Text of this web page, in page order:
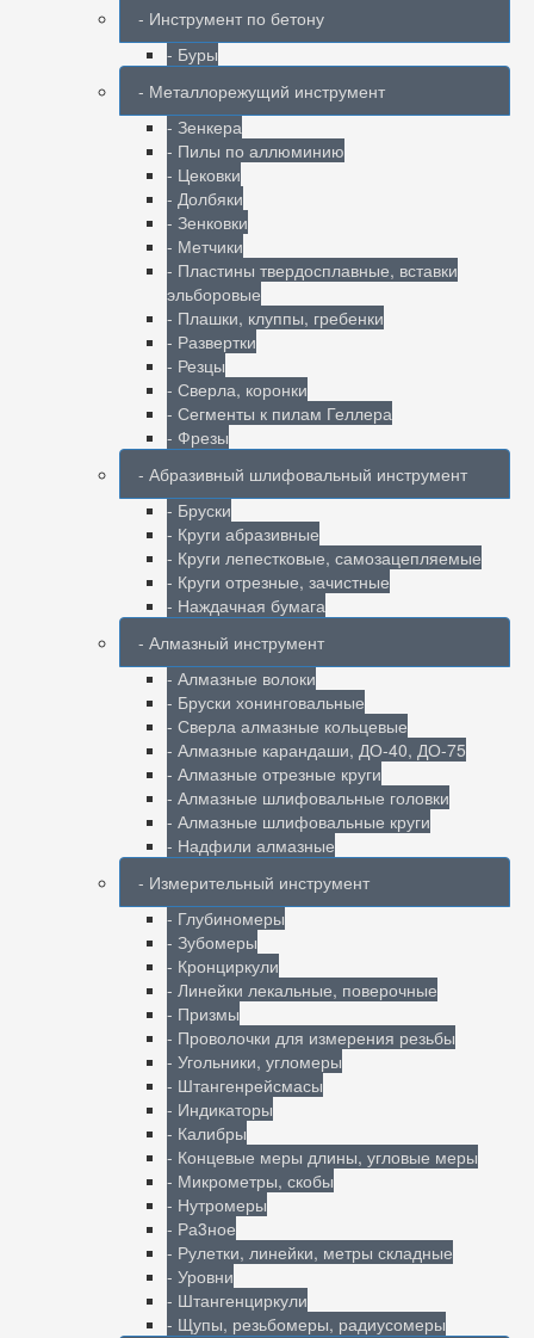
- Инструмент по бетону
- Буры
- Металлорежущий инструмент
- Зенкера
- Пилы по аллюминию
- Цековки
- Долбяки
- Зенковки
- Метчики
- Пластины твердосплавные, вставки
эльборовые
- Плашки, клуппы, гребенки
- Развертки
- Резцы
- Сверла, коронки
- Сегменты к пилам Геллера
- Фрезы
- Абразивный шлифовальный инструмент
- Бруски
- Круги абразивные
- Круги лепестковые, самозацепляемые
- Круги отрезные, зачистные
- Наждачная бумага
- Алмазный инструмент
- Алмазные волоки
- Бруски хонинговальные
- Сверла алмазные кольцевые
- Алмазные карандаши, ДО-40, ДО-75
- Алмазные отрезные круги
- Алмазные шлифовальные головки
- Алмазные шлифовальные круги
- Надфили алмазные
- Измерительный инструмент
- Глубиномеры
- Зубомеры
- Кронциркули
- Линейки лекальные, поверочные
- Призмы
- Проволочки для измерения резьбы
- Угольники, угломеры
- Штангенрейсмасы
- Индикаторы
- Калибры
- Концевые меры длины, угловые меры
- Микрометры, скобы
- Нутромеры
- Ра3ное
- Рулетки, линейки, метры складные
- Уровни
- Штангенциркули
- Щупы, резьбомеры, радиусомеры